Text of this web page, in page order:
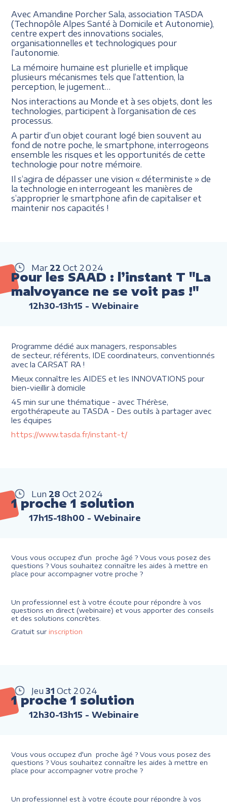
Avec Amandine Porcher Sala, association TASDA
(Technopôle Alpes Santé à Domicile et Autonomie),
centre expert des innovations sociales,
organisationnelles et technologiques pour
l’autonomie.
La mémoire humaine est plurielle et implique
plusieurs mécanismes tels que l’attention, la
perception, le jugement…
Nos interactions au Monde et à ses objets, dont les
technologies, participent à l’organisation de ces
processus.
A partir d’un objet courant logé bien souvent au
fond de notre poche, le smartphone, interrogeons
ensemble les risques et les opportunités de cette
technologie pour notre mémoire.
Il s’agira de dépasser une vision « déterministe » de
la technologie en interrogeant les manières de
s’approprier le smartphone afin de capitaliser et
maintenir nos capacités !
Mar 22 Oct 2024
Pour les SAAD : l’instant T "La
malvoyance ne se voit pas !"
12h30-13h15 - Webinaire
Programme dédié aux managers, responsables
de secteur, référents, IDE coordinateurs, conventionnés
avec la CARSAT RA !
Mieux connaître les AIDES et les INNOVATIONS pour
bien-vieillir à domicile
45 min sur une thématique - avec Thérèse,
ergothérapeute au TASDA - Des outils à partager avec
les équipes
https://www.tasda.fr/instant-t/
Lun 28 Oct 2024
1 proche 1 solution
17h15-18h00 - Webinaire
Vous vous occupez d'un proche âgé ? Vous vous posez des
questions ? Vous souhaitez connaître les aides à mettre en
place pour accompagner votre proche ?
Un professionnel est à votre écoute pour répondre à vos
questions en direct (webinaire) et vous apporter des conseils
et des solutions concrètes.
Gratuit sur inscription
Jeu 31 Oct 2024
1 proche 1 solution
12h30-13h15 - Webinaire
Vous vous occupez d'un proche âgé ? Vous vous posez des
questions ? Vous souhaitez connaître les aides à mettre en
place pour accompagner votre proche ?
Un professionnel est à votre écoute pour répondre à vos